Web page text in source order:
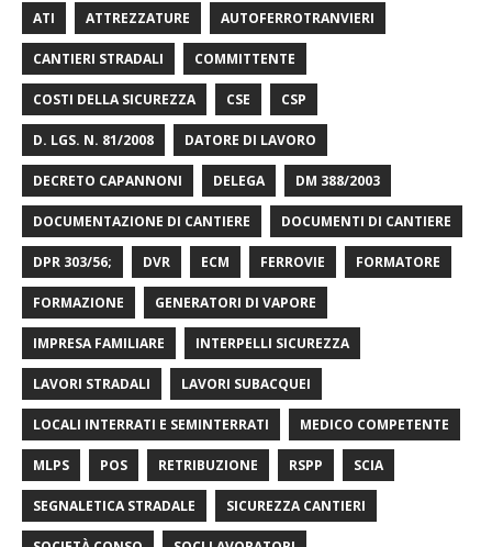
ATI ATTREZZATURE AUTOFERROTRANVIERI
CANTIERI STRADALI COMMITTENTE
COSTI DELLA SICUREZZA CSE CSP
D. LGS. N. 81/2008 DATORE DI LAVORO
DECRETO CAPANNONI DELEGA DM 388/2003
DOCUMENTAZIONE DI CANTIERE DOCUMENTI DI CANTIERE
DPR 303/56; DVR ECM FERROVIE FORMATORE
FORMAZIONE GENERATORI DI VAPORE
IMPRESA FAMILIARE INTERPELLI SICUREZZA
LAVORI STRADALI LAVORI SUBACQUEI
LOCALI INTERRATI E SEMINTERRATI MEDICO COMPETENTE
MLPS POS RETRIBUZIONE RSPP SCIA
SEGNALETICA STRADALE SICUREZZA CANTIERI